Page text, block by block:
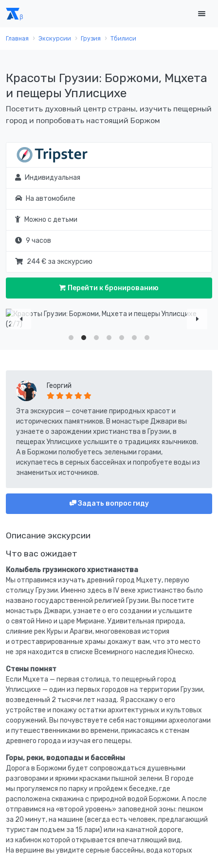
Главная Экскурсии Грузия Тбилиси
Красоты Грузии: Боржоми, Мцхета
и пещеры Уплисцихе
Посетить духовный центр страны, изучить пещерный
город и попробовать настоящий Боржом
Индивидуальная
На автомобиле
Можно с детьми
9 часов
244 € за экскурсию
Перейти к бронированию
Описание экскурсии
Что вас ожидает
Колыбель грузинского христианства
Мы отправимся изучать древний город Мцхету, первую
столицу Грузии. Именно здесь в IV веке христианство было
названо государственной религией Грузии. Вы посетите
монастырь Джвари, узнаете о его создании и услышите
о святой Нино и царе Мириане. Удивительная природа,
слияние рек Куры и Арагви, многовековая история
и отреставрированные храмы докажут вам, что это место
не зря находится в списке Всемирного наследия Юнеско.
Стены помнят
Если Мцхета — первая столица, то пещерный город
Уплисцихе — один из первых городов на территории Грузии,
возведенный 2 тысячи лет назад. Я расскажу о его
устройстве и покажу остатки архитектурных и культовых
сооружений. Вы почувствуете себя настоящими археологами
и путешественниками во времени, прикасаясь к стенам
древнего города и изучая его пещеры.
Горы, реки, водопады и бассейны
Дорога в Боржоми будет сопровождаться душевными
разговорами и яркими красками пышной зелени. В городе
мы прогуляемся по парку и пройдем к беседке, где
расположена скважина с природной водой Боржоми. А после
отправимся на «второй уровень» заповедной зоны: пешком
за 20 минут, на машине (всегда есть человек, предлагающий
туристам подъем за 15 лари) или на канатной дороге,
из кабинок которой открывается впечатляющий вид.
На вершине вы увидите серные бассейны, вода которых
Георгий
Эта экскурсия — сочетание природных красот и
исторических памятников. В монастыре Джвари вы
узнаете о зарождении христианства в Грузии, в
пещерах Уплисцихе услышите о традициях язычников.
А в Боржоми полюбуетесь зелеными горами,
искупаетесь в серных бассейнах и попробуете воды из
знаменитых источников.
Задать вопрос гиду